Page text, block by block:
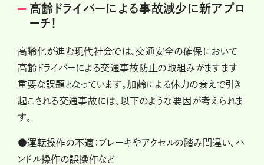
高齢ドライバーによる事故減少に新アプロ
ーチ!
高齢化が進む現代社会では、交通安全の確保において
高齢ドライバーによる交通事故防止の取組みがますます
重要な課題となっています。加齢による体力の衰えで引き
起こされる交通事故には、以下のような要因が考えられま
す。
●運転操作の不適：ブレーキやアクセルの踏み間違い、ハ
ンドル操作の誤操作など